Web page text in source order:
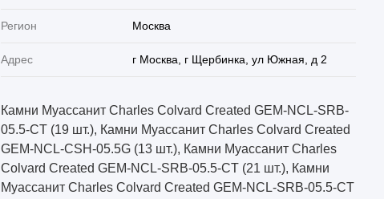
Регион Москва
Адрес г Москва, г Щербинка, ул Южная, д 2
Камни Муассанит Charles Colvard Created GEM-NCL-SRB-
05.5-CT (19 шт.), Камни Муассанит Charles Colvard Created
GEM-NCL-CSH-05.5G (13 шт.), Камни Муассанит Charles
Colvard Created GEM-NCL-SRB-05.5-CT (21 шт.), Камни
Муассанит Charles Colvard Created GEM-NCL-SRB-05.5-CT